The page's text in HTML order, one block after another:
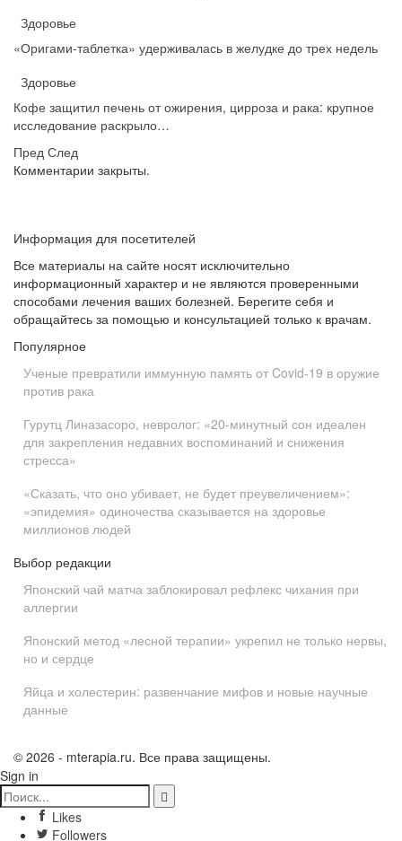
Здоровье
«Оригами-таблетка» удерживалась в желудке до трех недель
Здоровье
Кофе защитил печень от ожирения, цирроза и рака: крупное
исследование раскрыло…
Пред След
Комментарии закрыты.
Информация для посетителей
Все материалы на сайте носят исключительно
информационный характер и не являются проверенными
способами лечения ваших болезней. Берегите себя и
обращайтесь за помощью и консультацией только к врачам.
Популярное
Ученые превратили иммунную память от Covid-19 в оружие
против рака
Гурутц Линазасоро, невролог: «20-минутный сон идеален
для закрепления недавних воспоминаний и снижения
стресса»
«Сказать, что оно убивает, не будет преувеличением»:
«эпидемия» одиночества сказывается на здоровье
миллионов людей
Выбор редакции
Японский чай матча заблокировал рефлекс чихания при
аллергии
Японский метод «лесной терапии» укрепил не только нервы,
но и сердце
Яйца и холестерин: развенчание мифов и новые научные
данные
© 2026 - mterapia.ru. Все права защищены.
Sign in
Likes
Followers